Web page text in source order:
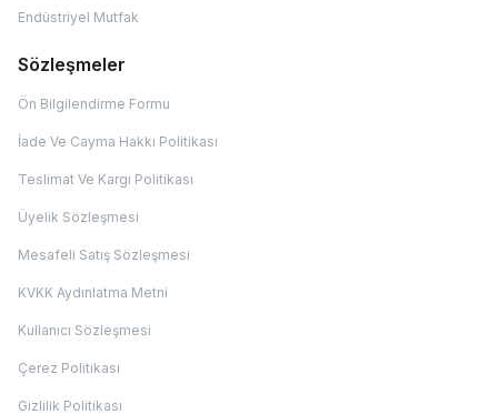
Endüstriyel Mutfak
Sözleşmeler
Ön Bilgilendirme Formu
İade Ve Cayma Hakkı Politikası
Teslimat Ve Kargı Politikası
Üyelik Sözleşmesi
Mesafeli Satış Sözleşmesi
KVKK Aydınlatma Metni
Kullanıcı Sözleşmesi
Çerez Politikası
Gizlilik Politikası